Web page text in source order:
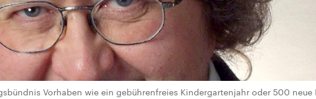
Vorhaben wie ein gebührenfreies Kindergartenjahr oder 500 neue